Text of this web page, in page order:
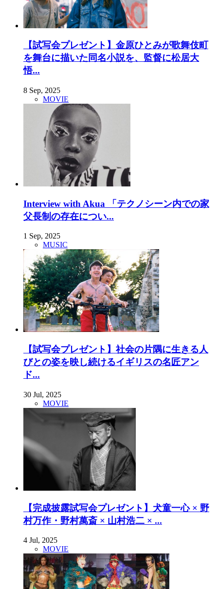
【試写会プレゼント】金原ひとみが歌舞伎町
を舞台に描いた同名小説を、監督に松居大
悟...
8 Sep, 2025
MOVIE
Interview with Akua 「テクノシーン内での家
父長制の存在につい...
1 Sep, 2025
MUSIC
【試写会プレゼント】社会の片隅に生きる人
びとの姿を映し続けるイギリスの名匠アン
ド...
30 Jul, 2025
MOVIE
【完成披露試写会プレゼント】犬童一心 × 野
村万作・野村萬斎 × 山村浩二 × ...
4 Jul, 2025
MOVIE